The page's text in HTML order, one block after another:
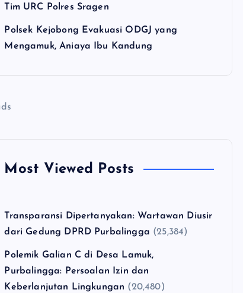
Tim URC Polres Sragen
Polsek Kejobong Evakuasi ODGJ yang
Mengamuk, Aniaya Ibu Kandung
Most Viewed Posts
Transparansi Dipertanyakan: Wartawan Diusir
dari Gedung DPRD Purbalingga (25,384)
Polemik Galian C di Desa Lamuk,
Purbalingga: Persoalan Izin dan
Keberlanjutan Lingkungan (20,480)